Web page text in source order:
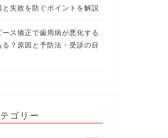
と失敗を防ぐポイントを解説
ース矯正で歯周病が悪化する
る？原因と予防法・受診の目
ゴリー